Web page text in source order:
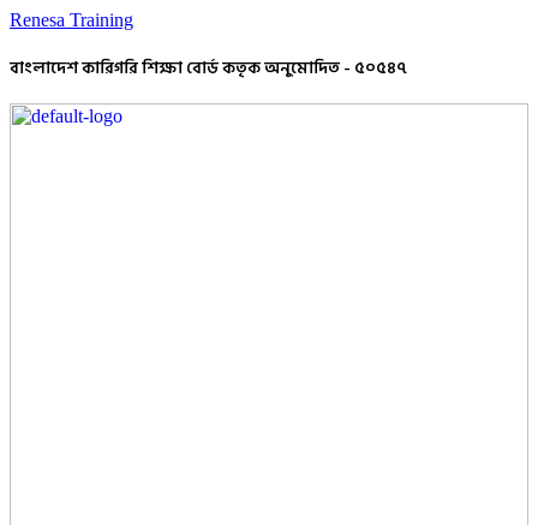
Renesa Training
বাংলাদেশ কারিগরি শিক্ষা বোর্ড কতৃক অনুমোদিত - ৫০৫৪৭